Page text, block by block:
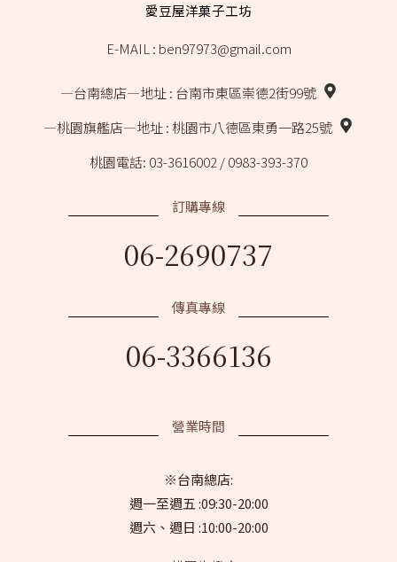
愛豆屋洋菓子工坊
E-MAIL : ben97973@gmail.com
―台南總店―地址 : 台南市東區崇德2街99號
―桃園旗艦店―地址 : 桃園市八德區東勇一路25號
桃園電話: 03-3616002 / 0983-393-370
06-2690737
訂購專線
06-3366136
傳真專線
※台南總店:
週一至週五 :09:30-20:00
週六、週日 :10:00-20:00
營業時間